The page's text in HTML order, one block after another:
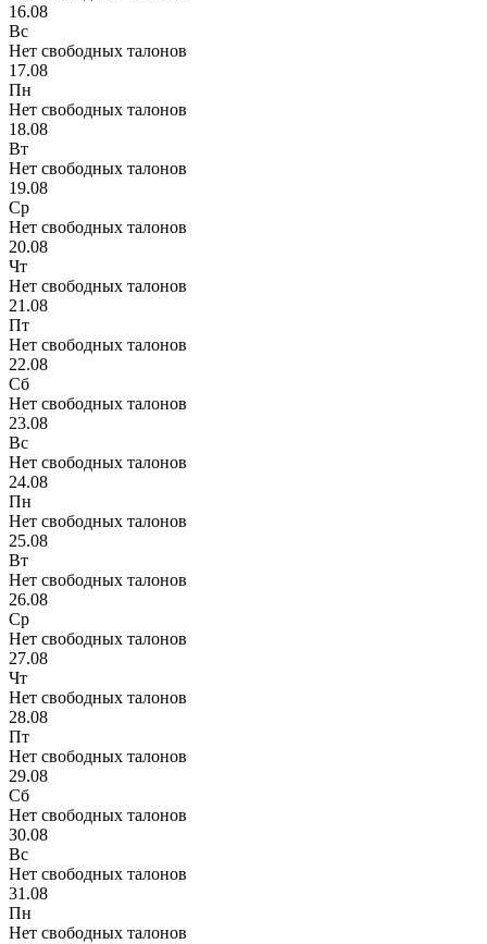
16.08
Вс
Нет свободных талонов
17.08
Пн
Нет свободных талонов
18.08
Вт
Нет свободных талонов
19.08
Ср
Нет свободных талонов
20.08
Чт
Нет свободных талонов
21.08
Пт
Нет свободных талонов
22.08
Сб
Нет свободных талонов
23.08
Вс
Нет свободных талонов
24.08
Пн
Нет свободных талонов
25.08
Вт
Нет свободных талонов
26.08
Ср
Нет свободных талонов
27.08
Чт
Нет свободных талонов
28.08
Пт
Нет свободных талонов
29.08
Сб
Нет свободных талонов
30.08
Вс
Нет свободных талонов
31.08
Пн
Нет свободных талонов